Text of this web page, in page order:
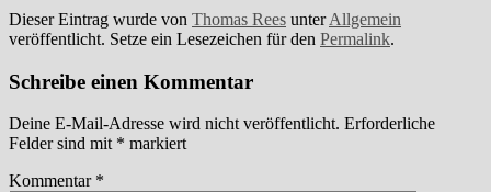
Dieser Eintrag wurde von Thomas Rees unterAllgemein
veröffentlicht. Setze ein Lesezeichen für den Permalink.
Schreibe einen Kommentar
Deine E-Mail-Adresse wird nicht veröffentlicht. Erforderliche
Felder sind mit * markiert
Kommentar *